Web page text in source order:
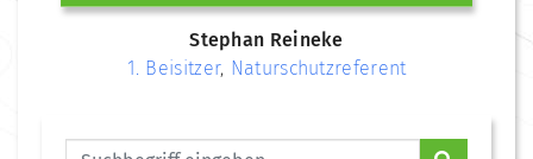
Stephan Reineke
1. Beisitzer, Naturschutzreferent